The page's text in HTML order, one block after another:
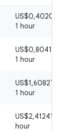
1 hour
1 hour
1 hour
US$2,41241112
hour